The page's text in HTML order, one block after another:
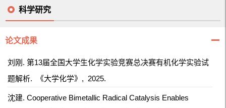
科学研究
论文成果
刘刚. 第13届全国大学生化学实验竞赛总决赛有机化学实验试
题解析.
《大学化学》, 2025.
沈建. Cooperative Bimetallic Radical Catalysis Enables